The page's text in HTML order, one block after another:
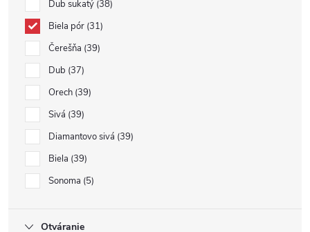
Dub sukatý 38
Biela pór 31
Čerešňa 39
Dub 37
Orech 39
Sivá 39
Diamantovo sivá 39
Biela 39
Sonoma 5
Otváranie